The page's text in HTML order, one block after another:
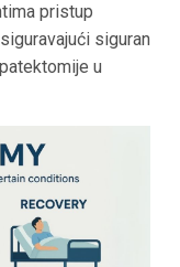
pristup
siguran
u